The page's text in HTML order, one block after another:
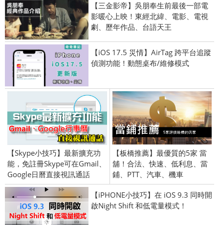
【三金影帝】吳朋奉生前最後一部電
影暖心上映！東經北緯、電影、電視
劇、歷年作品、台語天王
【iOS 17.5 災情】AirTag 跨平台追蹤
偵測功能！動態桌布/維修模式
【Skype小技巧】最新擴充功
能，免註冊Skype可在Gmail、
Google日曆直接視訊通話
【板橋推薦】最優質的5家 當
舖！合法、快速、低利息、當
鋪、PTT、汽車、機車
【iPHONE小技巧】在 iOS 9.3 同時開
啟Night Shift 和低電量模式！